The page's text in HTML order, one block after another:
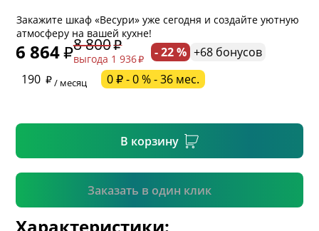
Закажите шкаф «Весури» уже сегодня и создайте уютную
атмосферу на вашей кухне!
6 864 8 800
выгода 1 936 - 22 % +68 бонусов
190
/ месяц 0 ₽ - 0 % - 36 мес.
В корзину
Заказать в один клик
* обязательное поле
* необязательное поле
Подтвердить